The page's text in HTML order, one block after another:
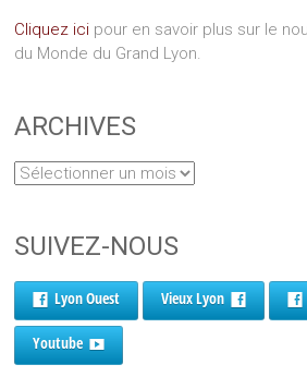
Cliquez ici pour en savoir plus sur le
du Monde du Grand Lyon.
ARCHIVES
SUIVEZ-NOUS
Lyon Ouest Vieux Lyon
Youtube